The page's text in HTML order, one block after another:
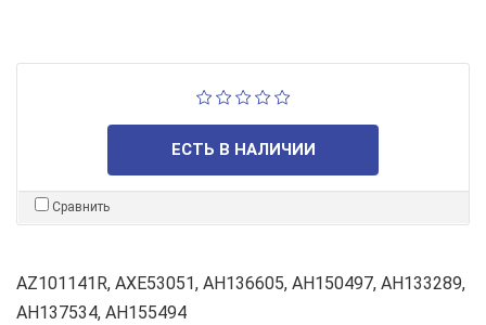
ЕСТЬ В НАЛИЧИИ
Сравнить
AZ101141R, AXE53051, AH136605, AH150497, AH133289,
AH137534, AH155494